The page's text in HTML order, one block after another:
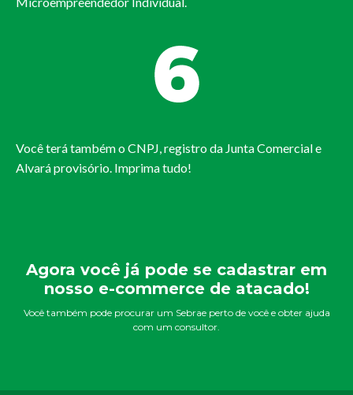
Você terá também o CNPJ, registro da Junta Comercial e
Alvará provisório. Imprima tudo!
Agora você já pode se cadastrar em
nosso e-commerce de atacado!
Você também pode procurar um Sebrae perto de você e obter ajuda
com um consultor.